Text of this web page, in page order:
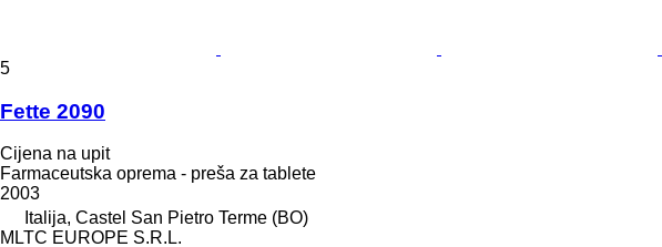
5
Fette 2090
Cijena na upit
Farmaceutska oprema - preša za tablete
2003
Italija, Castel San Pietro Terme (BO)
MLTC EUROPE S.R.L.